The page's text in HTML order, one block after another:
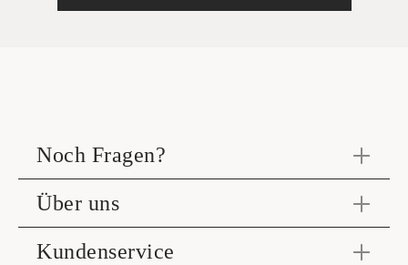
Noch Fragen?
Über uns
Kundenservice